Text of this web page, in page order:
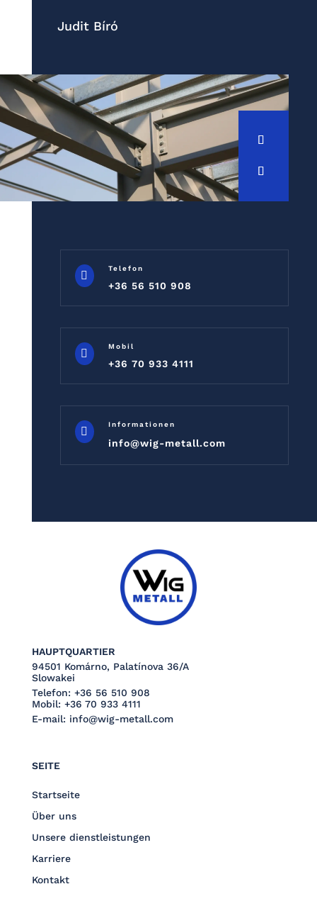
Judit Bíró

Telefon
+36 56 510 908

Mobil
+36 70 933 4111

Informationen
info@wig-metall.com
HAUPTQUARTIER
94501 Komárno, Palatínova 36/A
Slowakei
Telefon: +36 56 510 908
Mobil: +36 70 933 4111
E-mail: info@wig-metall.com
SEITE
Startseite
Über uns
Unsere dienstleistungen
Karriere
Kontakt